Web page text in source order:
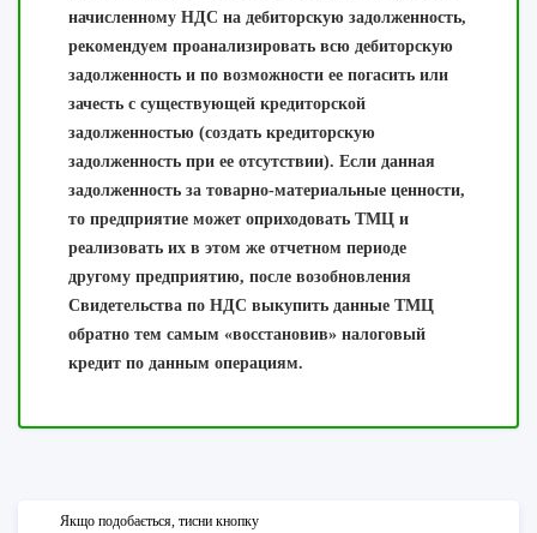
начисленному НДС на дебиторскую задолженность,
рекомендуем проанализировать всю дебиторскую
задолженность и по возможности ее погасить или
зачесть с существующей кредиторской
задолженностью (создать кредиторскую
задолженность при ее отсутствии). Если данная
задолженность за товарно-материальные ценности,
то предприятие может оприходовать ТМЦ и
реализовать их в этом же отчетном периоде
другому предприятию, после возобновления
Свидетельства по НДС выкупить данные ТМЦ
обратно тем самым «восстановив» налоговый
кредит по данным операциям.
Якщо подобається, тисни кнопку